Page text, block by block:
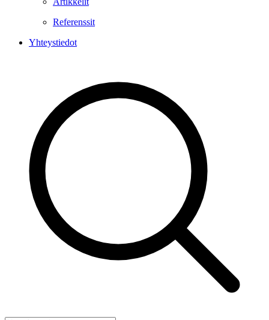
Referenssit
Yhteystiedot